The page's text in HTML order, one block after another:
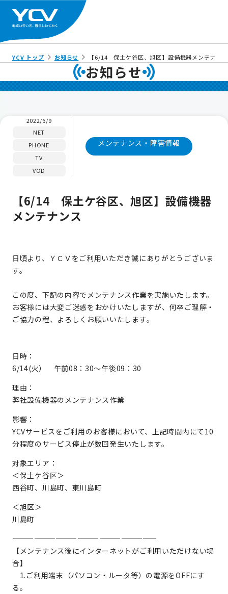
YCV トップ お知らせ 【6/14 保土ケ谷区、旭区】設備機器メンテナンス
お知らせ
2022/6/9
NET
PHONE
TV
VOD
メンテナンス・障害情報
【6/14 保土ケ谷区、旭区】設備機器
メンテナンス
日頃より、ＹＣＶをご利用いただき誠にありがとうございま
す。
この度、下記の内容でメンテナンス作業を実施いたします。
お客様には大変ご迷惑をおかけいたしますが、何卒ご理解・
ご協力の程、よろしくお願いいたします。
日時：
6/14(火） 午前08：30～午後09：30
理由：
弊社設備機器のメンテナンス作業
影響：
YCVサービスをご利用のお客様において、上記時間内にて10
分程度のサービス停止が数回発生いたします。
対象エリア：
＜保土ケ谷区＞
西谷町、川島町、東川島町
＜旭区＞
川島町
————————————————————
【メンテナンス後にインターネットがご利用いただけない場
合】
1.ご利用端末（パソコン・ルータ等）の電源をOFFにす
る。